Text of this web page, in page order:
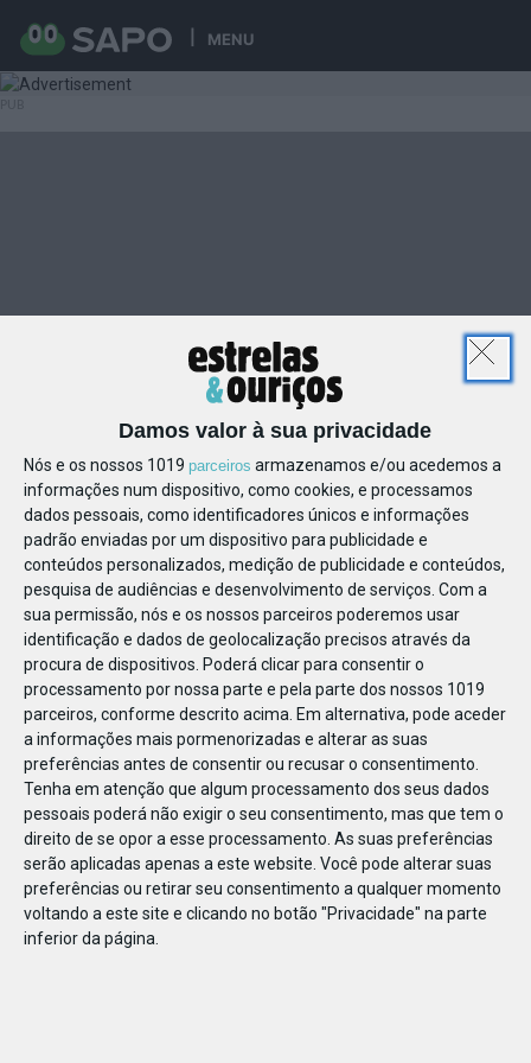
MENU
Damos valor à sua privacidade
Nós e os nossos 1019 parceiros armazenamos e/ou acedemos a
informações num dispositivo, como cookies, e processamos
dados pessoais, como identificadores únicos e informações
padrão enviadas por um dispositivo para publicidade e
conteúdos personalizados, medição de publicidade e conteúdos,
pesquisa de audiências e desenvolvimento de serviços. Com a
sua permissão, nós e os nossos parceiros poderemos usar
identificação e dados de geolocalização precisos através da
procura de dispositivos. Poderá clicar para consentir o
processamento por nossa parte e pela parte dos nossos 1019
parceiros, conforme descrito acima. Em alternativa, pode aceder
a informações mais pormenorizadas e alterar as suas
preferências antes de consentir ou recusar o consentimento.
Tenha em atenção que algum processamento dos seus dados
pessoais poderá não exigir o seu consentimento, mas que tem o
direito de se opor a esse processamento. As suas preferências
serão aplicadas apenas a este website. Você pode alterar suas
preferências ou retirar seu consentimento a qualquer momento
voltando a este site e clicando no botão "Privacidade" na parte
inferior da página.
48954760797423